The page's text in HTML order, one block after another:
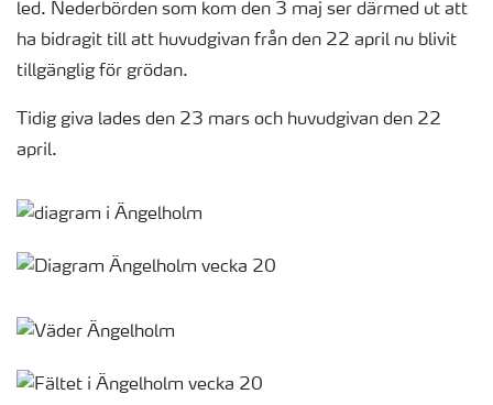
led. Nederbörden som kom den 3 maj ser därmed ut att
ha bidragit till att huvudgivan från den 22 april nu blivit
tillgänglig för grödan.
Tidig giva lades den 23 mars och huvudgivan den 22
april.